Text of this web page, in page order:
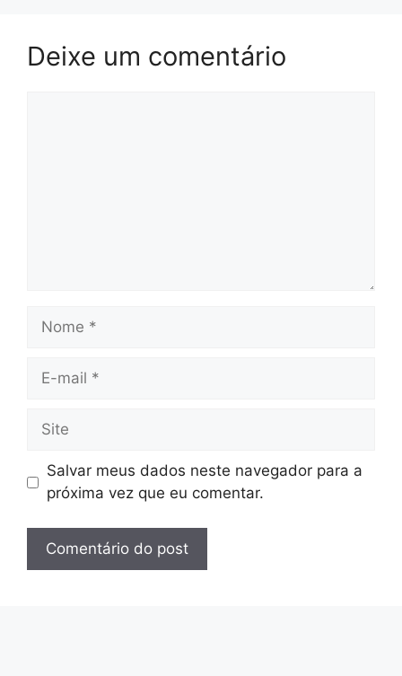
Deixe um comentário
Nome
Site
Salvar meus dados neste navegador para a
próxima vez que eu comentar.